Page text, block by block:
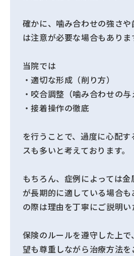
確かに、噛み合わせの強さ
は注意が必要な場合もありま
当院では
・適切な形成（削り方）
・咬合調整（噛み合わせの与
・接着操作の徹底
を行うことで、過度に心配
スも多いと考えております。
もちろん、症例によっては
が長期的に適している場合も
の際は理由を丁寧にご説明い
保険のルールを遵守した上
望も尊重しながら治療方法